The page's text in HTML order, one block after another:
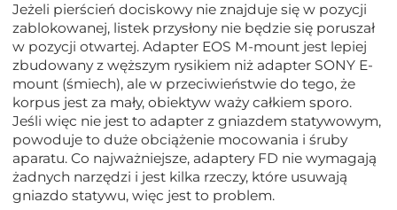
Jeżeli pierścień dociskowy nie znajduje się w pozycji
zablokowanej, listek przysłony nie będzie się poruszał
w pozycji otwartej. Adapter EOS M-mount jest lepiej
zbudowany z węższym rysikiem niż adapter SONY E-
mount (śmiech), ale w przeciwieństwie do tego, że
korpus jest za mały, obiektyw waży całkiem sporo.
Jeśli więc nie jest to adapter z gniazdem statywowym,
powoduje to duże obciążenie mocowania i śruby
aparatu. Co najważniejsze, adaptery FD nie wymagają
żadnych narzędzi i jest kilka rzeczy, które usuwają
gniazdo statywu, więc jest to problem.